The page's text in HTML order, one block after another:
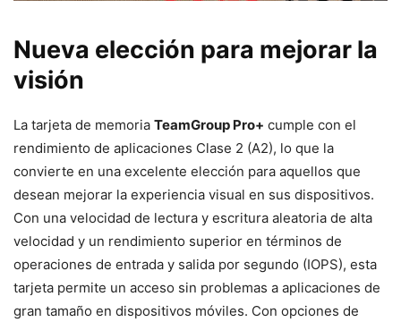
Nueva elección para mejorar la
visión
La tarjeta de memoria TeamGroup Pro+ cumple con el
rendimiento de aplicaciones Clase 2 (A2), lo que la
convierte en una excelente elección para aquellos que
desean mejorar la experiencia visual en sus dispositivos.
Con una velocidad de lectura y escritura aleatoria de alta
velocidad y un rendimiento superior en términos de
operaciones de entrada y salida por segundo (IOPS), esta
tarjeta permite un acceso sin problemas a aplicaciones de
gran tamaño en dispositivos móviles. Con opciones de